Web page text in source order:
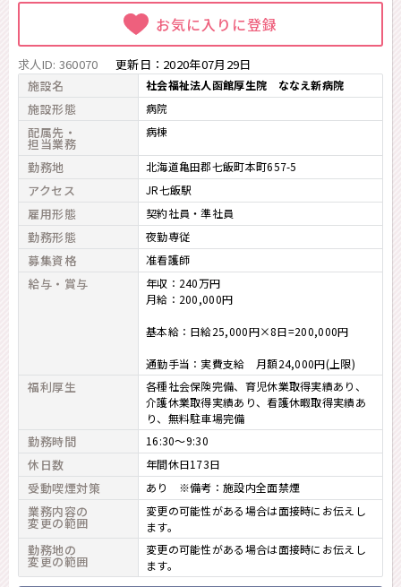
お気に入りに登録
求人ID: 360070 更新日： 2020年07月29日
施設名
社会福祉法人函館厚生院 ななえ新病院
施設形態 病院
配属先・
担当業務
病棟
勤務地 北海道亀田郡七飯町本町657-5
アクセス JR七飯駅
雇用形態 契約社員・準社員
勤務形態 夜勤専従
募集資格 准看護師
給与・賞与
年収：240万円
月給：200,000円
基本給：日給25,000円×8日=200,000円
通勤手当：実費支給 月額24,000円(上限)
福利厚生
各種社会保険完備、育児休業取得実績あり、
介護休業取得実績あり、看護休暇取得実績あ
り、無料駐車場完備
勤務時間 16:30～9:30
休日数 年間休日173日
受動喫煙対策 あり ※備考：施設内全面禁煙
業務内容の
変更の範囲
変更の可能性がある場合は面接時にお伝えし
ます。
勤務地の
変更の範囲
変更の可能性がある場合は面接時にお伝えし
ます。